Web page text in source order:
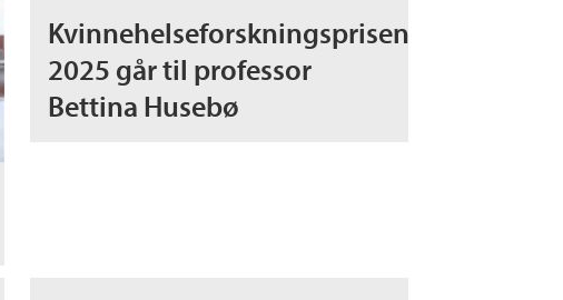
Kvinnehelseforskningsprisen
2025 går til professor
Bettina Husebø